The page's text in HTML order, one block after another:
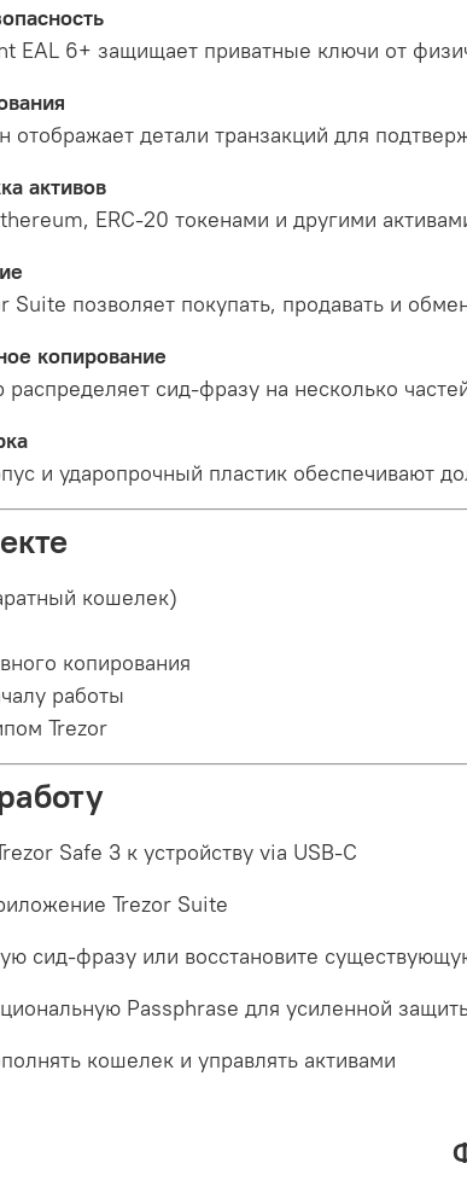
EAL 6+ защищает приватные ключи от
отображает детали транзакций для
активов
ERC-20 токенами и другими
позволяет покупать, продавать и
копирование
сид-фразу на несколько
и ударопрочный пластик обеспечивают
кошелек)
копирования
работы
Trezor
Safe 3 к устройству via USB-C
Trezor Suite
сид-фразу или восстановите
Passphrase для усиленной
кошелек и управлять активами